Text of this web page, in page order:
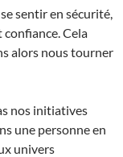
sentir en sécurité,
confiance. Cela
alors nous tourner
nos initiatives
une personne en
univers